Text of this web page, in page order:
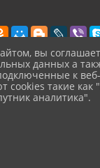
персональных
вы
данных а
к
cookies такие как
аналитика".